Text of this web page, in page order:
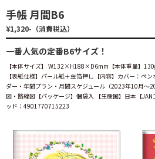
手帳 月間B6
¥1,320-（消費税込）
一番人気の定番B6サイズ！
【本体サイズ】 W132×H188×D6mm【本体重量】
【表紙仕様】パール紙＋金箔押し【内容】カバー：ペ
ダー・年間プラン・月間スケジュール（2023年10月～
図・路線図【パッケージ】個袋入 【生産国】日本【
ッド：4901770715223